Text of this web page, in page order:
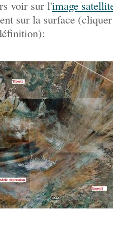
voir sur l'image
sur la surface